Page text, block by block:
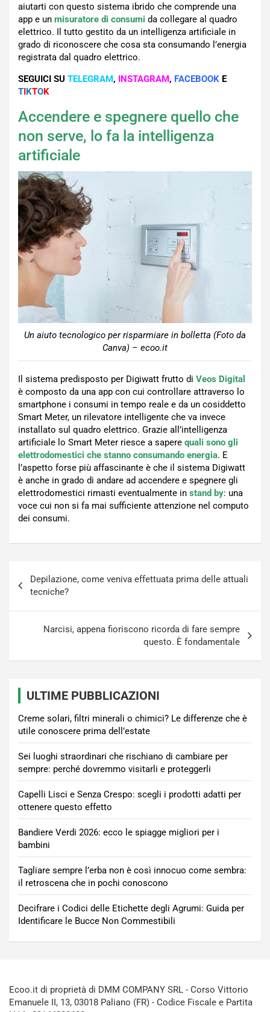
aiutarti con questo sistema ibrido che comprende una
app e un misuratore di consumi da collegare al quadro
elettrico. Il tutto gestito da un intelligenza artificiale in
grado di riconoscere che cosa sta consumando l’energia
registrata dal quadro elettrico.
SEGUICI SU TELEGRAM, INSTAGRAM, FACEBOOK E
TIKTOK
Accendere e spegnere quello che
non serve, lo fa la intelligenza
artificiale
Un aiuto tecnologico per risparmiare in bolletta (Foto da
Canva) – ecoo.it
Il sistema predisposto per Digiwatt frutto di Veos Digital
è composto da una app con cui controllare attraverso lo
smartphone i consumi in tempo reale e da un cosiddetto
Smart Meter, un rilevatore intelligente che va invece
installato sul quadro elettrico. Grazie all’intelligenza
artificiale lo Smart Meter riesce a sapere quali sono gli
elettrodomestici che stanno consumando energia. E
l’aspetto forse più affascinante è che il sistema Digiwatt
è anche in grado di andare ad accendere e spegnere gli
elettrodomestici rimasti eventualmente in stand by: una
voce cui non si fa mai sufficiente attenzione nel computo
dei consumi.
articoli
Depilazione, come veniva effettuata prima delle attuali
tecniche?
Narcisi, appena fioriscono ricorda di fare sempre
questo. È fondamentale
ULTIME PUBBLICAZIONI
Creme solari, filtri minerali o chimici? Le differenze che è
utile conoscere prima dell’estate
Sei luoghi straordinari che rischiano di cambiare per
sempre: perché dovremmo visitarli e proteggerli
Capelli Lisci e Senza Crespo: scegli i prodotti adatti per
ottenere questo effetto
Bandiere Verdi 2026: ecco le spiagge migliori per i
bambini
Tagliare sempre l’erba non è così innocuo come sembra:
il retroscena che in pochi conoscono
Decifrare i Codici delle Etichette degli Agrumi: Guida per
Identificare le Bucce Non Commestibili
Ecoo.it di proprietà di DMM COMPANY SRL - Corso Vittorio
Emanuele II, 13, 03018 Paliano (FR) - Codice Fiscale e Partita